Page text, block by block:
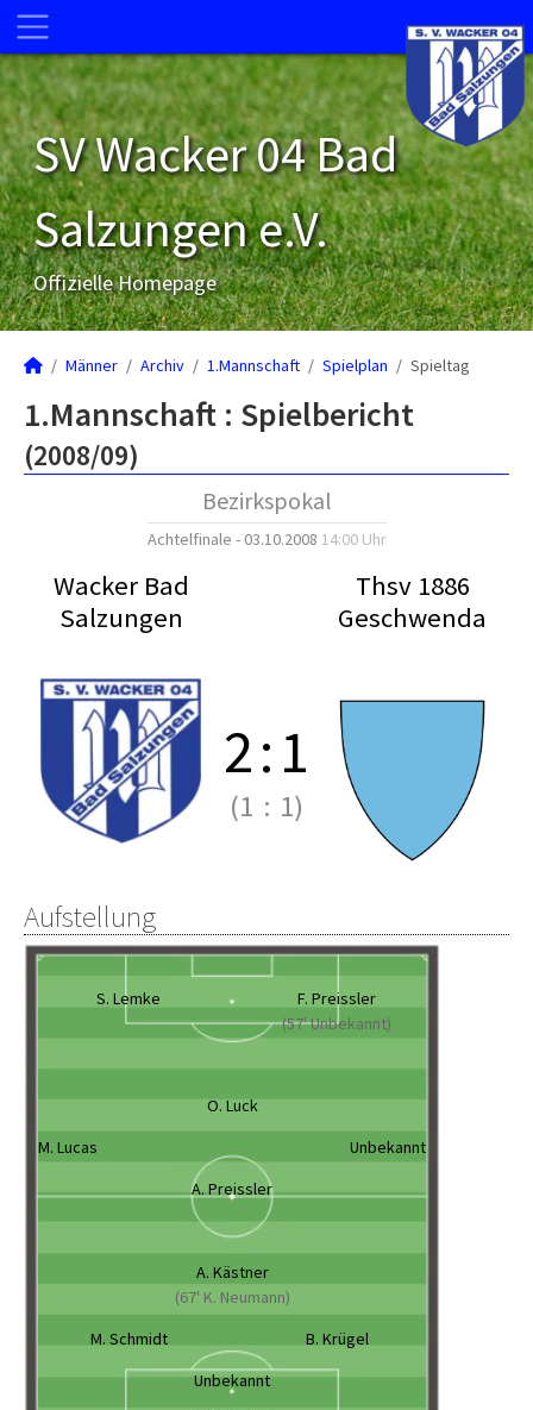
SV Wacker 04 Bad
Salzungen e.V.
Offizielle Homepage
Männer Archiv 1.Mannschaft Spielplan Spieltag
1.Mannschaft : Spielbericht
(2008/09)
Bezirkspokal
Achtelfinale - 03.10.2008 14:00 Uhr
Wacker Bad
Salzungen
Thsv 1886
Geschwenda
2:1
(1 : 1)
Aufstellung
S. Lemke
F. Preissler
(57' Unbekannt)
O. Luck
M. Lucas
Unbekannt
A. Preissler
A. Kästner
(67' K. Neumann)
M. Schmidt
B. Krügel
Unbekannt